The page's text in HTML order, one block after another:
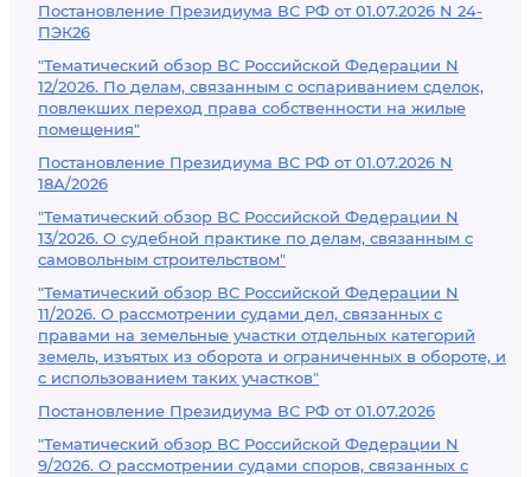
Постановление Президиума ВС РФ от 01.07.2026 N 24-
ПЭК26
"Тематический обзор ВС Российской Федерации N
12/2026. По делам, связанным с оспариванием сделок,
повлекших переход права собственности на жилые
помещения"
Постановление Президиума ВС РФ от 01.07.2026 N
18А/2026
"Тематический обзор ВС Российской Федерации N
13/2026. О судебной практике по делам, связанным с
самовольным строительством"
"Тематический обзор ВС Российской Федерации N
11/2026. О рассмотрении судами дел, связанных с
правами на земельные участки отдельных категорий
земель, изъятых из оборота и ограниченных в обороте, и
с использованием таких участков"
Постановление Президиума ВС РФ от 01.07.2026
"Тематический обзор ВС Российской Федерации N
9/2026. О рассмотрении судами споров, связанных с